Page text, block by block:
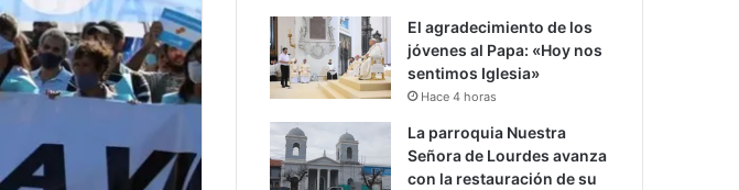
El agradecimiento de los
jóvenes al Papa: «Hoy nos
sentimos Iglesia»
Hace 4 horas
La parroquia Nuestra
Señora de Lourdes avanza
con la restauración de su